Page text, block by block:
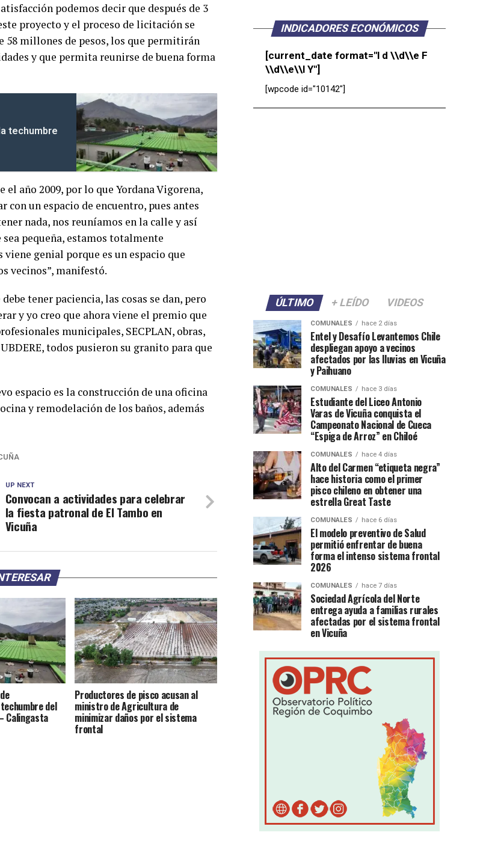
podemos decir que después de 3
proyecto y el proceso de licitación se
58 millones de pesos, los que permitirán
y que permita reunirse de buena forma
techumbre
año 2009, por lo que Yordana Vigorena,
con un espacio de encuentro, pues antes
nada, nos reuníamos en la calle y así
pequeña, estamos totalmente
genial porque es un espacio que
vecinos”, manifestó.
tener paciencia, las cosas se dan, pero
y yo creo que ahora viene el premio que
municipales, SECPLAN, obras,
todos pusieron su granito para que
espacio es la construcción de una oficina
y remodelación de los baños, además
UP NEXT
Convocan a actividades para celebrar
la fiesta patronal de El Tambo en
Vicuña
del
Calingasta
Productores de pisco acusan al
ministro de Agricultura de
minimizar daños por el sistema
frontal
INDICADORES ECONÓMICOS
[current_date format="l d \\d\\e F
\\d\\e\\l Y"]
[wpcode id="10142"]
ÚLTIMO + LEÍDO VIDEOS
COMUNALES hace 2 días
Entel y Desafío Levantemos Chile
despliegan apoyo a vecinos
afectados por las lluvias en Vicuña
y Paihuano
COMUNALES hace 3 días
Estudiante del Liceo Antonio
Varas de Vicuña conquista el
Campeonato Nacional de Cueca
“Espiga de Arroz” en Chiloé
COMUNALES hace 4 días
Alto del Carmen “etiqueta negra”
hace historia como el primer
pisco chileno en obtener una
estrella Great Taste
COMUNALES hace 6 días
El modelo preventivo de Salud
permitió enfrentar de buena
forma el intenso sistema frontal
2026
COMUNALES hace 7 días
Sociedad Agrícola del Norte
entrega ayuda a familias rurales
afectadas por el sistema frontal
en Vicuña